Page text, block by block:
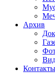
Архив
Контакты